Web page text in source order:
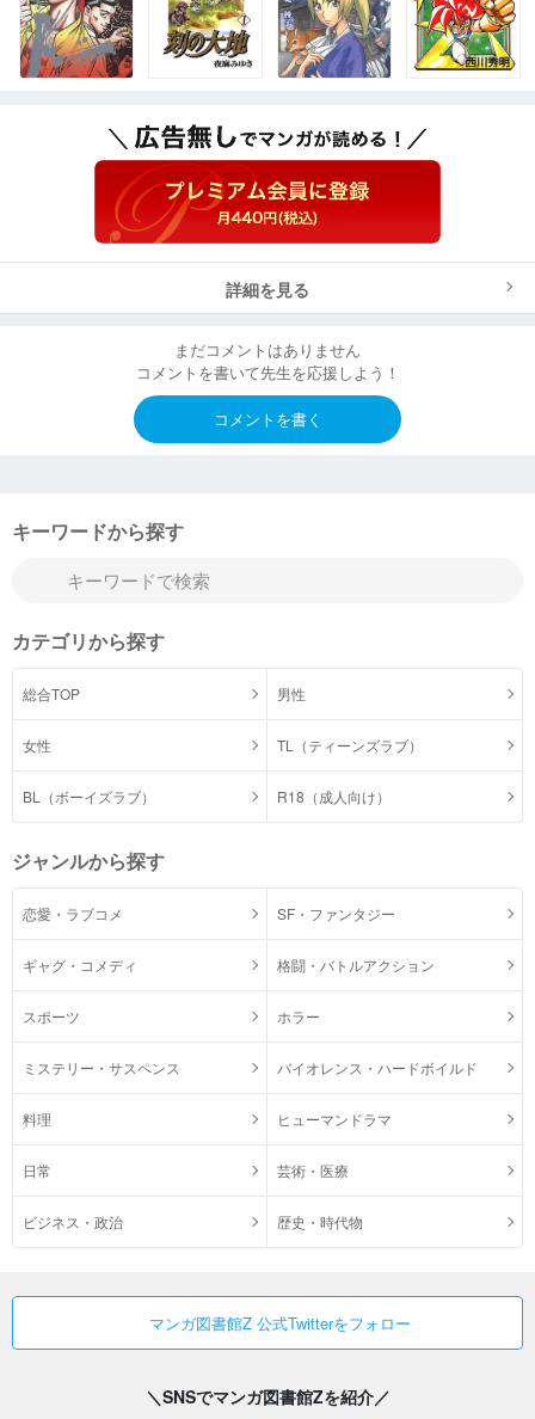
詳細を見る
まだコメントはありません
コメントを書いて先生を応援しよう！
コメントを書く
キーワードから探す
カテゴリから探す
総合TOP 男性
女性 TL（ティーンズラブ）
BL（ボーイズラブ） R18（成人向け）
ジャンルから探す
恋愛・ラブコメ SF・ファンタジー
ギャグ・コメディ 格闘・バトルアクション
スポーツ ホラー
ミステリー・サスペンス バイオレンス・ハードボイルド
料理 ヒューマンドラマ
日常 芸術・医療
ビジネス・政治 歴史・時代物
マンガ図書館Z 公式Twitterをフォロー
＼SNSでマンガ図書館Zを紹介／